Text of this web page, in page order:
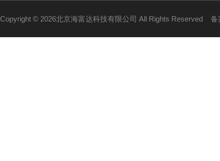
Copyright © 2026北京海富达科技有限公司 All Rights Reserved 备